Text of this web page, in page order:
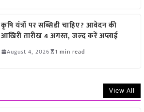
कृषि यंत्रों पर सब्सिडी चाहिए? आवेदन की
आखिरी तारीख 4 अगस्त, जल्द करें अप्लाई
August 4, 2026 1 min read
View All